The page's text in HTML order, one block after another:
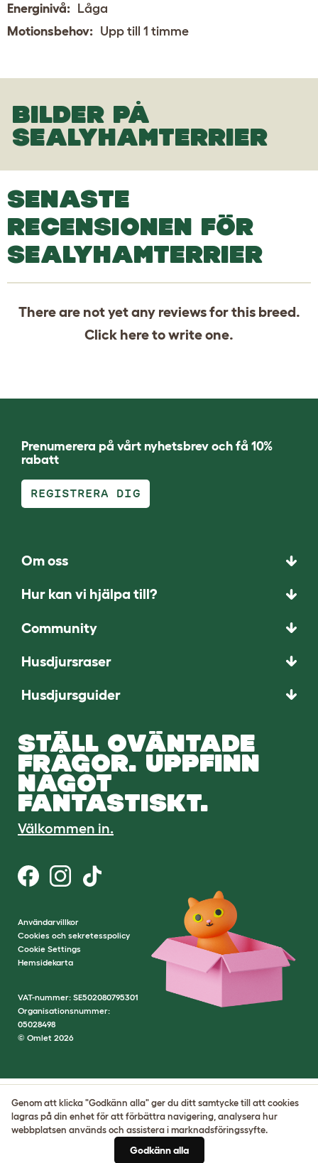
Energinivå: Låga
Motionsbehov: Upp till 1 timme
BILDER PÅ
SEALYHAMTERRIER
SENASTE
RECENSIONEN FÖR
SEALYHAMTERRIER
There are not yet any reviews for this breed.
Click hereto write one.
Prenumerera på vårt nyhetsbrev och få 10%
rabatt
REGISTRERA DIG
Om oss
Hur kan vi hjälpa till?
Community
Husdjursraser
Husdjursguider
STÄLL OVÄNTADE
FRÅGOR. UPPFINN
NÅGOT
FANTASTISKT.
Välkommen in.
Användarvillkor
Cookies och sekretesspolicy
Cookie Settings
Hemsidekarta
VAT-nummer: SE502080795301
Organisationsnummer:
05028498
© Omlet 2026
Genom att klicka "Godkänn alla" ger du ditt samtycke till att cookies
lagras på din enhet för att förbättra navigering, analysera hur
webbplatsen används och assistera i marknadsföringssyfte.
Godkänn alla